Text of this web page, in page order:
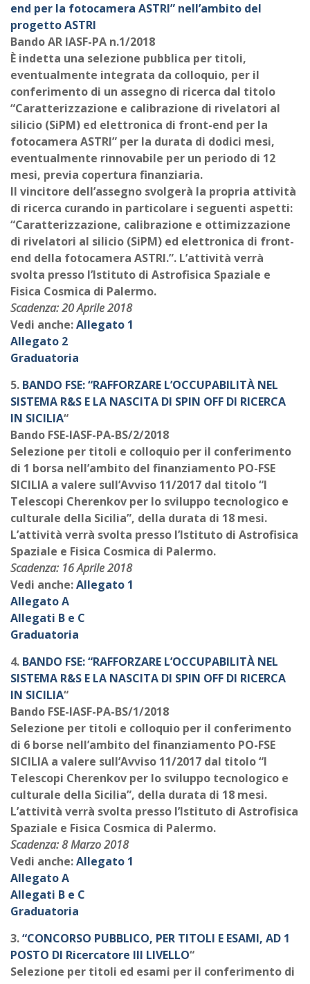
end per la fotocamera ASTRI” nell’ambito del
progetto ASTRI
Bando AR IASF-PA n.1/2018
È indetta una selezione pubblica per titoli,
eventualmente integrata da colloquio, per il
conferimento di un assegno di ricerca dal titolo
“Caratterizzazione e calibrazione di rivelatori al
silicio (SiPM) ed elettronica di front-end per la
fotocamera ASTRI” per la durata di dodici mesi,
eventualmente rinnovabile per un periodo di 12
mesi, previa copertura finanziaria.
Il vincitore dell’assegno svolgerà la propria attività
di ricerca curando in particolare i seguenti aspetti:
“Caratterizzazione, calibrazione e ottimizzazione
di rivelatori al silicio (SiPM) ed elettronica di front-
end della fotocamera ASTRI.”. L’attività verrà
svolta presso l’Istituto di Astrofisica Spaziale e
Fisica Cosmica di Palermo.
Scadenza: 20 Aprile 2018
Vedi anche:Allegato 1
Allegato 2
Graduatoria
5. BANDO FSE: “RAFFORZARE L’OCCUPABILITÀ NEL
SISTEMA R&S E LA NASCITA DI SPIN OFF DI RICERCA
IN SICILIA“
Bando FSE-IASF-PA-BS/2/2018
Selezione per titoli e colloquio per il conferimento
di 1 borsa nell’ambito del finanziamento PO-FSE
SICILIA a valere sull’Avviso 11/2017 dal titolo “I
Telescopi Cherenkov per lo sviluppo tecnologico e
culturale della Sicilia”, della durata di 18 mesi.
L’attività verrà svolta presso l’Istituto di Astrofisica
Spaziale e Fisica Cosmica di Palermo.
Scadenza: 16 Aprile 2018
Vedi anche:Allegato 1
Allegato A
Allegati B e C
Graduatoria
4. BANDO FSE: “RAFFORZARE L’OCCUPABILITÀ NEL
SISTEMA R&S E LA NASCITA DI SPIN OFF DI RICERCA
IN SICILIA“
Bando FSE-IASF-PA-BS/1/2018
Selezione per titoli e colloquio per il conferimento
di 6 borse nell’ambito del finanziamento PO-FSE
SICILIA a valere sull’Avviso 11/2017 dal titolo “I
Telescopi Cherenkov per lo sviluppo tecnologico e
culturale della Sicilia”, della durata di 18 mesi.
L’attività verrà svolta presso l’Istituto di Astrofisica
Spaziale e Fisica Cosmica di Palermo.
Scadenza: 8 Marzo 2018
Vedi anche:Allegato 1
Allegato A
Allegati B e C
Graduatoria
3.“CONCORSO PUBBLICO, PER TITOLI E ESAMI, AD 1
POSTO DI Ricercatore III LIVELLO“
Selezione per titoli ed esami per il conferimento di